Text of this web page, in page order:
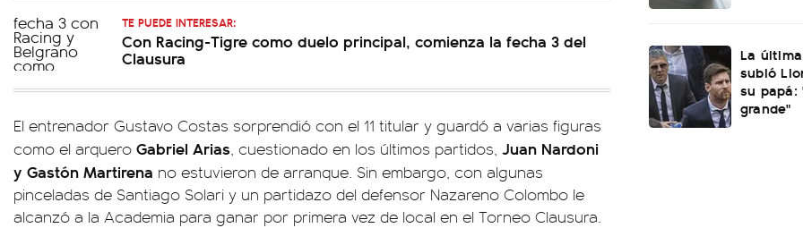
TE PUEDE INTERESAR:
Con Racing-Tigre como duelo principal, comienza la fecha 3 del
Clausura
El entrenador Gustavo Costas sorprendió con el 11 titular y guardó a varias figuras
como el arquero Gabriel Arias, cuestionado en los últimos partidos, Juan Nardoni
y Gastón Martirena no estuvieron de arranque. Sin embargo, con algunas
pinceladas de Santiago Solari y un partidazo del defensor Nazareno Colombo le
alcanzó a la Academia para ganar por primera vez de local en el Torneo Clausura.
La
subió
su papá:
grande"